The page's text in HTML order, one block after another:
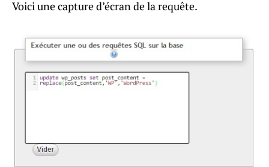
Voici une capture d’écran de la requête.